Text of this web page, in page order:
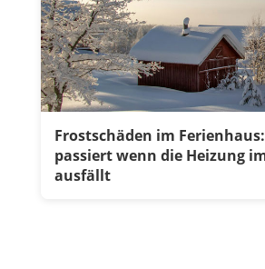
Frostschäden im
passiert wenn die Heizung
ausfällt